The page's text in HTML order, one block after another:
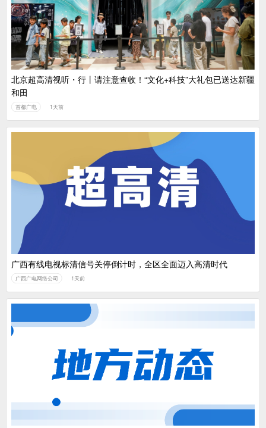
北京超高清视听・行丨请注意查收！“文化+科技”大礼包已送达新疆
和田
首都广电 1天前
广西有线电视标清信号关停倒计时，全区全面迈入高清时代
广西广电网络公司 1天前